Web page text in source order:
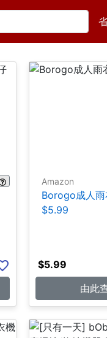
Amazon
Borogo成人
$5.99
$5.99
由此